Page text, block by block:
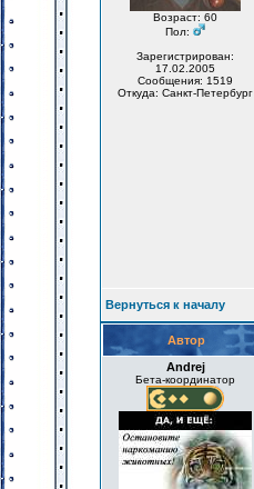
Возраст: 60
Пол:
Зарегистрирован:
17.02.2005
Сообщения: 1519
Откуда: Санкт-Петербург
Вернуться к началу
Автор
Andrej
Бета-координатор